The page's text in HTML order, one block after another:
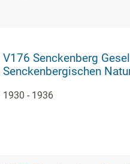
V176 Senckenberg Gesellschaft für
Senckenbergischen
1930 - 1936